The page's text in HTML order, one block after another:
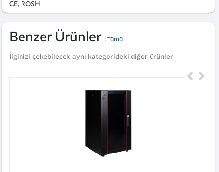
CE, ROSH
Benzer Ürünler | Tümü
İlginizi çekebilecek aynı kategorideki diğer ürünler